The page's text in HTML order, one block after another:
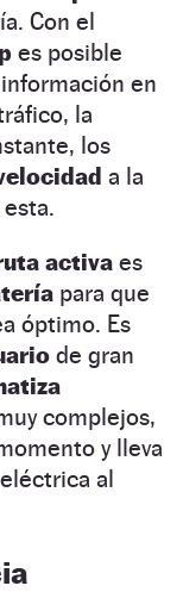
Con el
es posible
en
la
los
a la
activa es
para que
óptimo. Es
de gran
complejos,
y lleva
al